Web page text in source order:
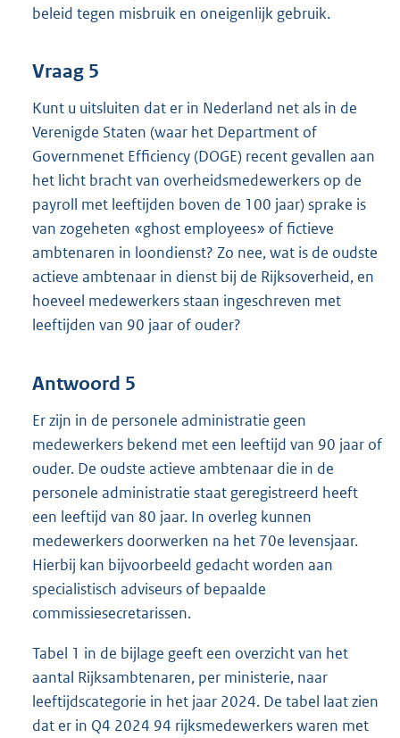
beleid tegen misbruik en oneigenlijk gebruik.
Vraag 5
Kunt u uitsluiten dat er in Nederland net als in de
Verenigde Staten (waar het Department of
Governmenet Efficiency (DOGE) recent gevallen aan
het licht bracht van overheidsmedewerkers op de
payroll met leeftijden boven de 100 jaar) sprake is
van zogeheten «ghost employees» of fictieve
ambtenaren in loondienst? Zo nee, wat is de oudste
actieve ambtenaar in dienst bij de Rijksoverheid, en
hoeveel medewerkers staan ingeschreven met
leeftijden van 90 jaar of ouder?
Antwoord 5
Er zijn in de personele administratie geen
medewerkers bekend met een leeftijd van 90 jaar of
ouder. De oudste actieve ambtenaar die in de
personele administratie staat geregistreerd heeft
een leeftijd van 80 jaar. In overleg kunnen
medewerkers doorwerken na het 70e levensjaar.
Hierbij kan bijvoorbeeld gedacht worden aan
specialistisch adviseurs of bepaalde
commissiesecretarissen.
Tabel 1 in de bijlage geeft een overzicht van het
aantal Rijksambtenaren, per ministerie, naar
leeftijdscategorie in het jaar 2024. De tabel laat zien
dat er in Q4 2024 94 rijksmedewerkers waren met